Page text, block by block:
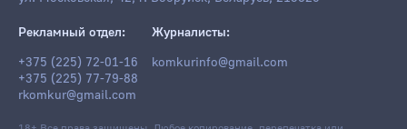
+375 (225) 72-01-16
+375 (225) 77-79-88